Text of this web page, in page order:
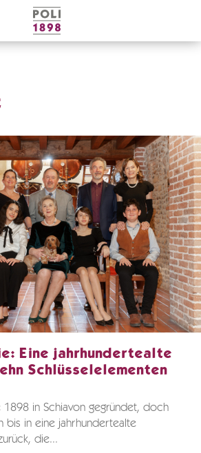
Poli
Distillerie
Eine jahrhundertealte
Schlüsselelementen
1898 in Schiavon gegründet, doch
bis in eine jahrhundertealte
die...